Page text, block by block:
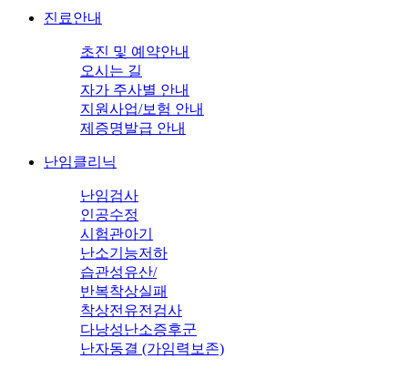
진료안내
초진 및 예약안내
오시는 길
자가 주사별 안내
지원사업/보험 안내
제증명발급 안내
난임클리닉
난임검사
인공수정
시험관아기
난소기능저하
습관성유산/
반복착상실패
착상전유전검사
다낭성난소증후군
난자동결 (가임력보존)